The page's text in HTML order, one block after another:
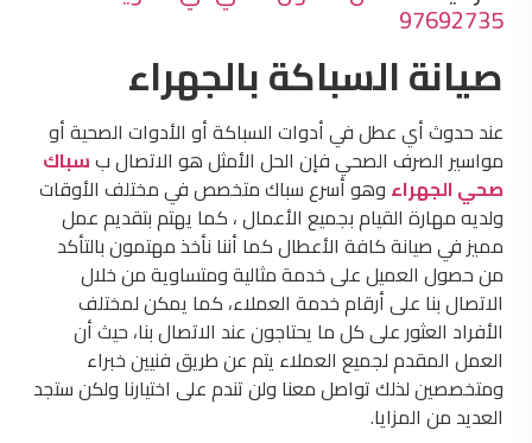
97692735
صيانة السباكة بالجهراء
عند حدوث أي عطل في أدوات السباكة أو الأدوات الصحية أو
مواسير الصرف الصحي فإن الحل الأمثل هو الاتصال بسباك
صحي الجهراء وهو أسرع سباك متخصص في مختلف الأوقات
ولديه مهارة القيام بجميع الأعمال ، كما يهتم بتقديم عمل
مميز في صيانة كافة الأعطال كما أننا نأخذ مهتمون بالتأكد
من حصول العميل على خدمة مثالية ومتساوية من خلال
الاتصال بنا على أرقام خدمة العملاء، كما يمكن لمختلف
الأفراد العثور على كل ما يحتاجون عند الاتصال بنا، حيث أن
العمل المقدم لجميع العملاء يتم عن طريق فنيين خبراء
ومتخصصين لذلك تواصل معنا ولن تندم على اختيارنا ولكن ستجد
العديد من المزايا.